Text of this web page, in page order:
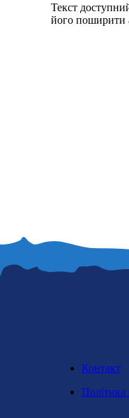
Текст
його поширити
Контакт
Політика